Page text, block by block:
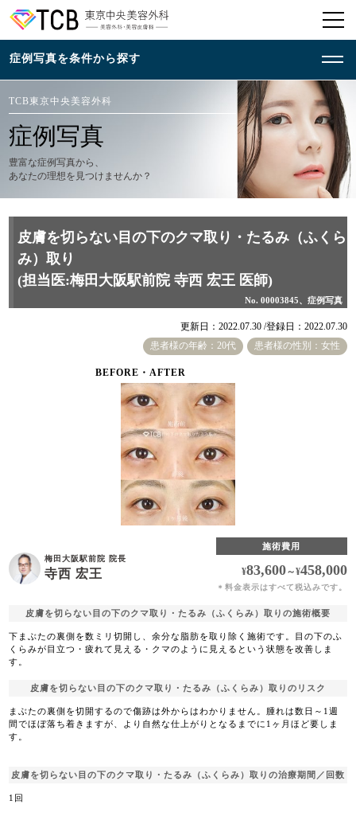
TCB東京中央美容外科
症例写真
豊富な症例写真から、
あなたの理想を見つけませんか？
皮膚を切らない目の下のクマ取り・たるみ（ふくら
み）取り
(担当医:梅田大阪駅前院 寺西 宏王 医師)
No. 00003845、症例写真
患者様の年齢：20代 患者様の性別：女性
更新日：2022.07.30 /登録日：2022.07.30
BEFORE・AFTER
梅田大阪駅前院 院長
寺西 宏王
施術費用
¥83,600～¥458,000
＊ 料金表示はすべて税込みです。
皮膚を切らない目の下のクマ取り・たるみ（ふくらみ）取りの施術概要
下まぶたの裏側を数ミリ切開し、余分な脂肪を取り除く施術です。目の下のふ
くらみが目立つ・疲れて見える・クマのように見えるという状態を改善しま
す。
皮膚を切らない目の下のクマ取り・たるみ（ふくらみ）取りのリスク
まぶたの裏側を切開するので傷跡は外からはわかりません。腫れは数日～1週
間でほぼ落ち着きますが、より自然な仕上がりとなるまでに1ヶ月ほど要しま
す。
皮膚を切らない目の下のクマ取り・たるみ（ふくらみ）取りの治療期間／回数
1回